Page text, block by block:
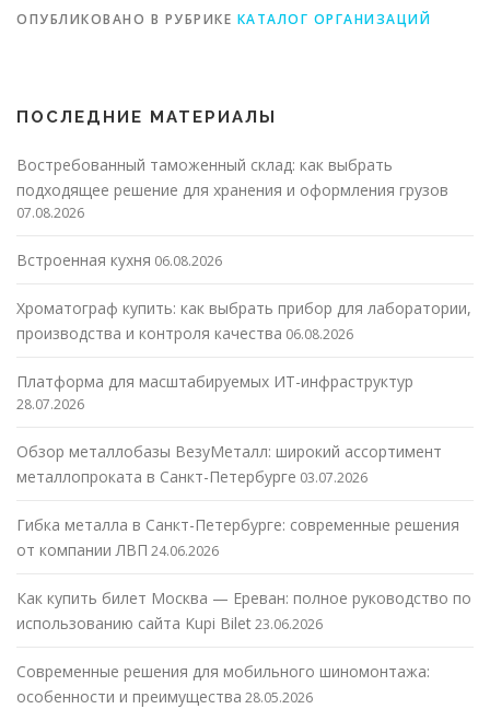
ОПУБЛИКОВАНО В РУБРИКЕ КАТАЛОГ ОРГАНИЗАЦИЙ
ПОСЛЕДНИЕ МАТЕРИАЛЫ
Востребованный таможенный склад: как выбрать
подходящее решение для хранения и оформления грузов
07.08.2026
Встроенная кухня 06.08.2026
Хроматограф купить: как выбрать прибор для лаборатории,
производства и контроля качества 06.08.2026
Платформа для масштабируемых ИТ-инфраструктур
28.07.2026
Обзор металлобазы ВезуМеталл: широкий ассортимент
металлопроката в Санкт-Петербурге 03.07.2026
Гибка металла в Санкт-Петербурге: современные решения
от компании ЛВП 24.06.2026
Как купить билет Москва — Ереван: полное руководство по
использованию сайта Kupi Bilet23.06.2026
Современные решения для мобильного шиномонтажа:
особенности и преимущества 28.05.2026